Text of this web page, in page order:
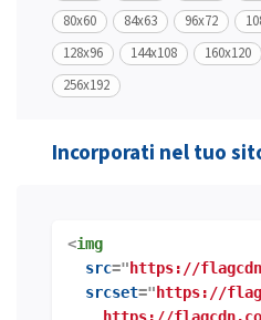
80x60
84x63 96x72
128x96
144x108 160x120
256x192
Incorporati nel tuo
<img
src=" https://
srcset=" https://